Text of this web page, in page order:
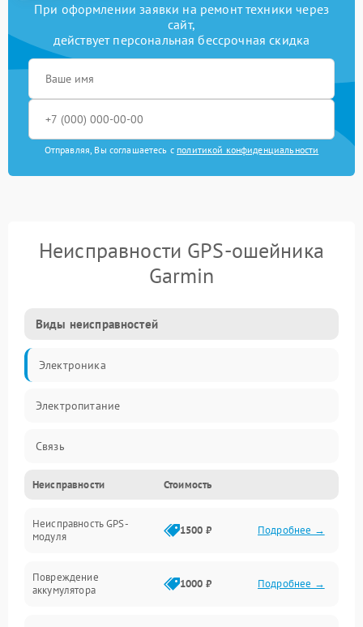
При оформлении заявки на ремонт техники через
сайт,
действует персональная бессрочная скидка
Отправляя, Вы соглашаетесь с политикой конфиденциальности
Неисправности GPS-ошейника
Garmin
Виды неисправностей
Электроника
Электропитание
Связь
Навигация
Корпус
Неисправности Стоимость
Неисправность GPS-
модуля
1500 ₽ Подробнее →
Повреждение
аккумулятора
1000 ₽ Подробнее →